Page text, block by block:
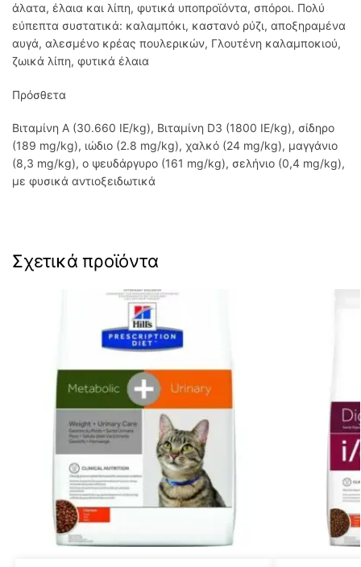
άλατα, έλαια και λίπη, φυτικά υποπροϊόντα, σπόροι. Πολύ
εύπεπτα συστατικά: καλαμπόκι, καστανό ρύζι, αποξηραμένα
αυγά, αλεσμένο κρέας πουλερικών, Γλουτένη καλαμποκιού,
ζωικά λίπη, φυτικά έλαια
​Πρόσθετα
Βιταμίνη Α (30.660 IΕ/kg), Βιταμίνη D3 (1800 IΕ/kg), σίδηρο
(189 mg/kg), ιώδιο (2.8 mg/kg), χαλκό (24 mg/kg), μαγγάνιο
(8,3 mg/kg), ο ψευδάργυρο (161 mg/kg), σελήνιο (0,4 mg/kg),
με φυσικά αντιοξειδωτικά
Σχετικά προϊόντα